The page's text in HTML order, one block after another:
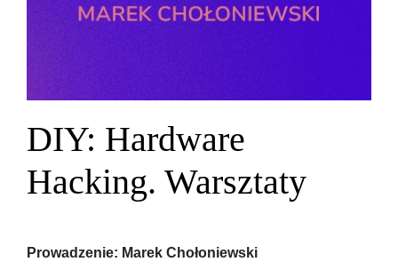
DIY: Hardware
Hacking. Warsztaty
Prowadzenie: Marek Chołoniewski